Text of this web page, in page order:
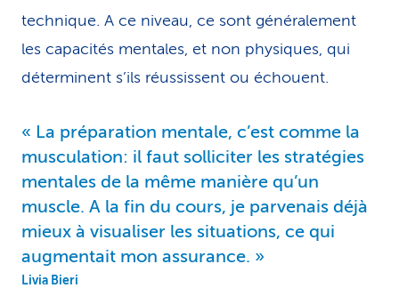
technique. A ce niveau, ce sont généralement
les capacités mentales, et non physiques, qui
déterminent s’ils réussissent ou échouent.
La préparation mentale, c’est comme la
musculation: il faut solliciter les stratégies
mentales de la même manière qu’un
muscle. A la fin du cours, je parvenais déjà
mieux à visualiser les situations, ce qui
augmentait mon assurance.
Livia Bieri